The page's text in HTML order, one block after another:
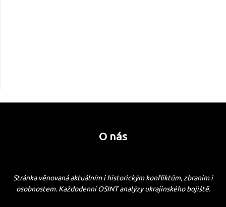
O nás
Stránka věnovaná aktuálním i historickým konfliktům, zbraním i
osobnostem. Každodenní OSINT analýzy ukrajinského bojiště.